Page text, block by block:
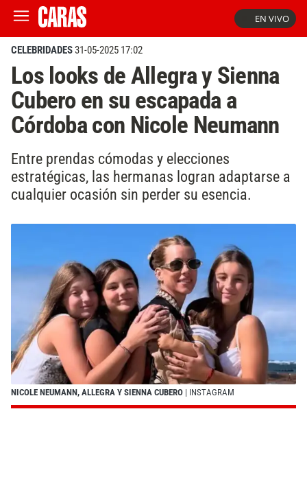
EN VIVO
CELEBRIDADES31-05-2025 17:02
Los looks de Allegra y Sienna
Cubero en su escapada a
Córdoba con Nicole Neumann
Entre prendas cómodas y elecciones
estratégicas, las hermanas logran adaptarse a
cualquier ocasión sin perder su esencia.
NICOLE NEUMANN, ALLEGRA Y SIENNA CUBERO | INSTAGRAM